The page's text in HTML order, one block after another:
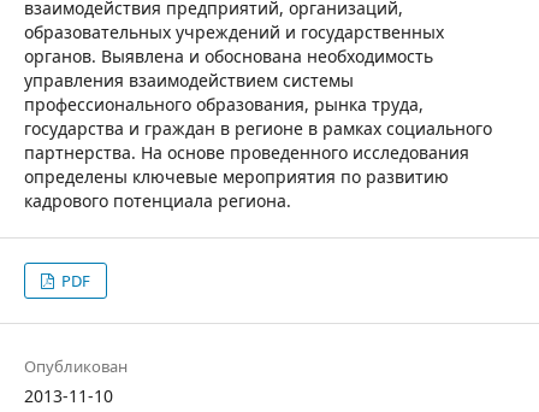
взаимодействия предприятий, организаций,
образовательных учреждений и государственных
органов. Выявлена и обоснована необходимость
управления взаимодействием системы
профессионального образования, рынка труда,
государства и граждан в регионе в рамках социального
партнерства. На основе проведенного исследования
определены ключевые мероприятия по развитию
кадрового потенциала региона.
PDF
Опубликован
2013-11-10